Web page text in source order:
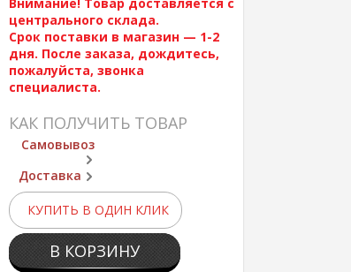
центрального склада.
Срок поставки в магазин — 1-2
дня. После заказа, дождитесь,
пожалуйста, звонка
специалиста.
КАК ПОЛУЧИТЬ ТОВАР
Самовывоз
Доставка
КУПИТЬ В ОДИН КЛИК
В КОРЗИНУ